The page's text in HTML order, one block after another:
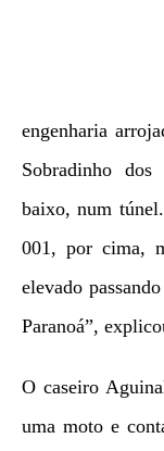
engenharia
Sobradinho
baixo, num
001, por cima,
elevado
Paranoá”,
O caseiro
uma moto e